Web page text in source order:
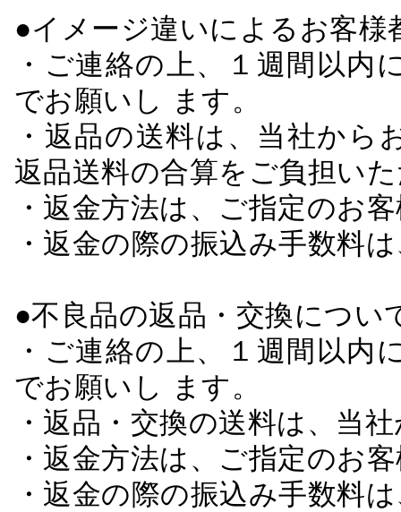
●イメージ違いによるお客
・ご連絡の上、１週間以
でお願いし ます。
・返品の送料は、当社か
返品送料の合算をご負担い
・返金方法は、ご指定のお
・返金の際の振込み手数料
●不良品の返品・交換につい
・ご連絡の上、１週間以
でお願いし ます。
・返品・交換の送料は、当
・返金方法は、ご指定のお
・返金の際の振込み手数料